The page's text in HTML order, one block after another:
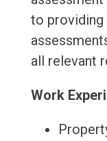
to providing
all relevant
Work